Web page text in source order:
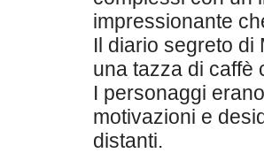
impressionante
Il diario segreto di
una tazza di caffè
I personaggi
motivazioni e
distanti.